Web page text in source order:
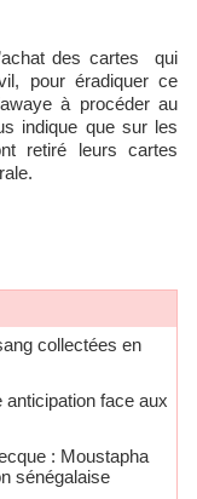
des cartes qui
pour éradiquer ce
à procéder au
indique que sur les
retiré leurs cartes
collectées en
face aux
: Moustapha
sénégalaise